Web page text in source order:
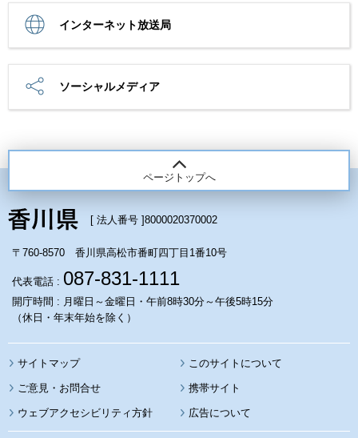
インターネット放送局
ソーシャルメディア
ページトップへ
[ 法人番号 ]8000020370002
〒760-8570 香川県高松市番町四丁目1番10号
代表電話 : 087-831-1111
開庁時間 : 月曜日～金曜日・午前8時30分～午後5時15分
（休日・年末年始を除く）
サイトマップ このサイトについて
携帯サイト
ウェブアクセシビリティ方針 広告について